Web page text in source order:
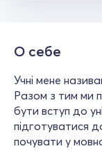
О себе
Учні мене
Разом з тим ми
бути вступ до
підготуватися
почувати у